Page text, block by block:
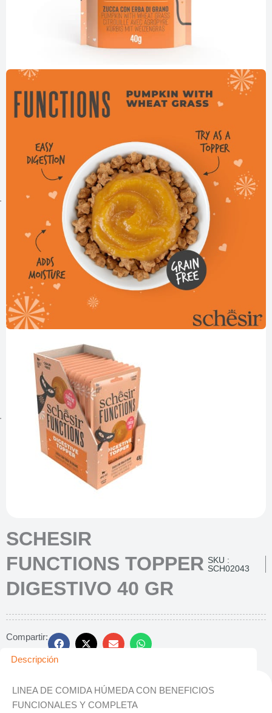
SCHESIR
FUNCTIONS TOPPER
DIGESTIVO 40 GR
SKU :
SCH02043
Compartir:
Descripción
LINEA DE COMIDA HÚMEDA CON BENEFICIOS
FUNCIONALES Y COMPLETA